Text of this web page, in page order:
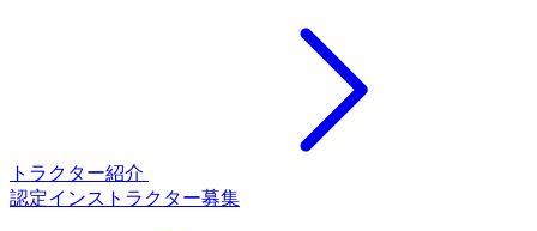
トラクター紹介
認定インストラクター募集